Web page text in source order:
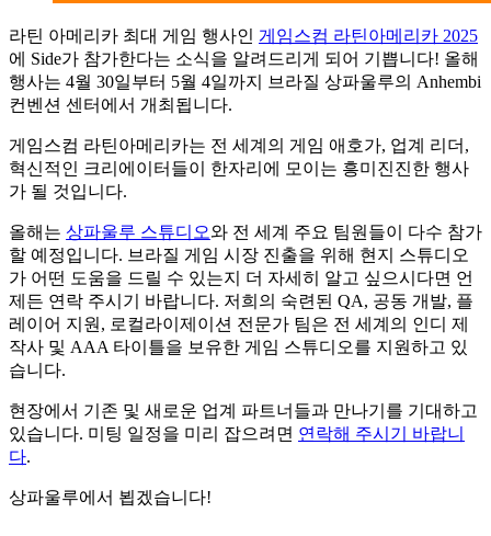
라틴 아메리카 최대 게임 행사인 게임스컴 라틴아메리카 2025
에 Side가 참가한다는 소식을 알려드리게 되어 기쁩니다! 올해
행사는 4월 30일부터 5월 4일까지 브라질 상파울루의 Anhembi
컨벤션 센터에서 개최됩니다.
게임스컴 라틴아메리카는 전 세계의 게임 애호가, 업계 리더,
혁신적인 크리에이터들이 한자리에 모이는 흥미진진한 행사
가 될 것입니다.
올해는 상파울루 스튜디오와 전 세계 주요 팀원들이 다수 참가
할 예정입니다. 브라질 게임 시장 진출을 위해 현지 스튜디오
가 어떤 도움을 드릴 수 있는지 더 자세히 알고 싶으시다면 언
제든 연락 주시기 바랍니다. 저희의 숙련된 QA, 공동 개발, 플
레이어 지원, 로컬라이제이션 전문가 팀은 전 세계의 인디 제
작사 및 AAA 타이틀을 보유한 게임 스튜디오를 지원하고 있
습니다.
현장에서 기존 및 새로운 업계 파트너들과 만나기를 기대하고
있습니다. 미팅 일정을 미리 잡으려면 연락해 주시기 바랍니
다.
상파울루에서 뵙겠습니다!